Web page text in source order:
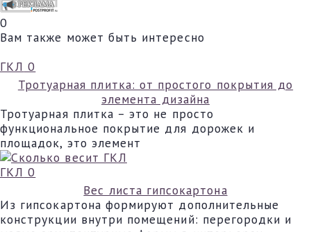
0
Вам также может быть интересно
ГКЛ 0
Тротуарная плитка: от простого покрытия до
элемента дизайна
Тротуарная плитка – это не просто
функциональное покрытие для дорожек и
площадок, это элемент
ГКЛ 0
Вес листа гипсокартона
Из гипсокартона формируют дополнительные
конструкции внутри помещений: перегородки и